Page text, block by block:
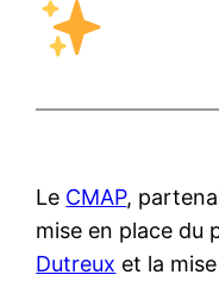
Le CMAP,
mise en place du
Dutreux et la